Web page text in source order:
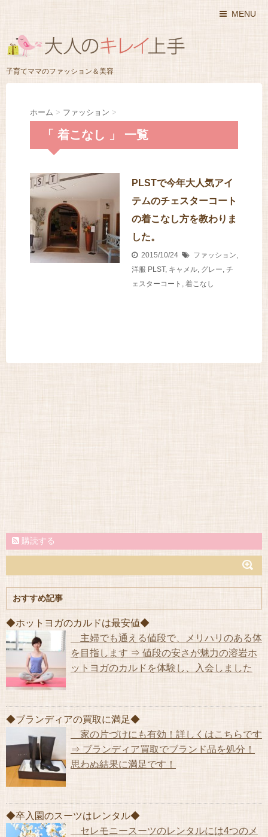
MENU
子育てママのファッション＆美容
ホーム > ファッション >
「 着こなし 」 一覧
PLSTで今年大人気アイ
テムのチェスターコート
の着こなし方を教わりま
した。
2015/10/24 ファッション,
洋服 PLST, キャメル, グレー, チ
ェスターコート , 着こなし
購読する
おすすめ記事
◆ホットヨガのカルドは最安値◆
主婦でも通える値段で、メリハリのある体
を目指します ⇒ 値段の安さが魅力の溶岩ホ
ットヨガのカルドを体験し、入会しました
◆ブランディアの買取に満足◆
家の片づけにも有効！詳しくはこちらです
⇒ ブランディア買取でブランド品を処分！
思わぬ結果に満足です！
◆卒入園のスーツはレンタル◆
セレモニースーツのレンタルには4つのメ